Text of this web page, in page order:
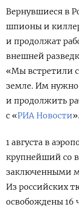
Вернувшиеся в
шпионы и
и продолжат
внешней
«Мы встретили
земле. Им нужно
и продолжить
с «РИА Новости».
1 августа в
крупнейший со
заключенными
Из российских
освобождены 16